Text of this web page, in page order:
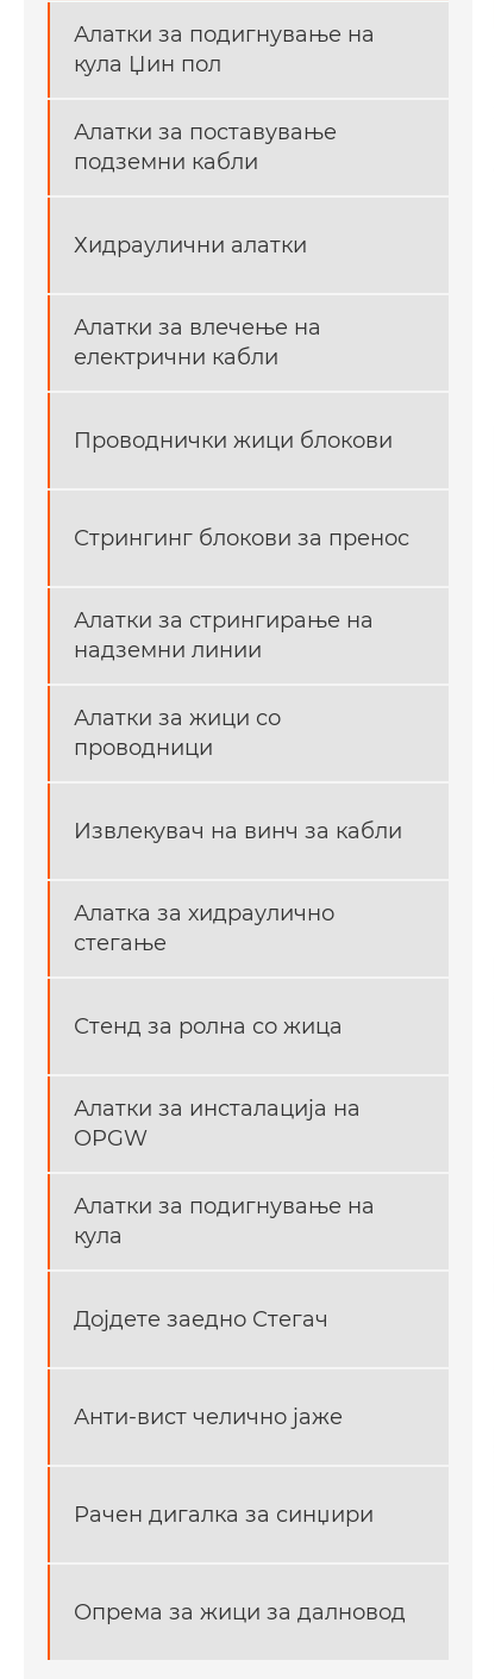
Алатки за подигнување на
кула Џин пол
Алатки за поставување
подземни кабли
Хидраулични алатки
Алатки за влечење на
електрични кабли
Проводнички жици блокови
Стрингинг блокови за пренос
Алатки за стрингирање на
надземни линии
Алатки за жици со
проводници
Извлекувач на винч за кабли
Алатка за хидраулично
стегање
Стенд за ролна со жица
Алатки за инсталација на
OPGW
Алатки за подигнување на
кула
Дојдете заедно Стегач
Анти-вист челично јаже
Рачен дигалка за синџири
Опрема за жици за далновод